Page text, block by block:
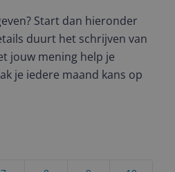
Start dan hieronder
duurt het schrijven van
jouw mening help je
je iedere maand kans op